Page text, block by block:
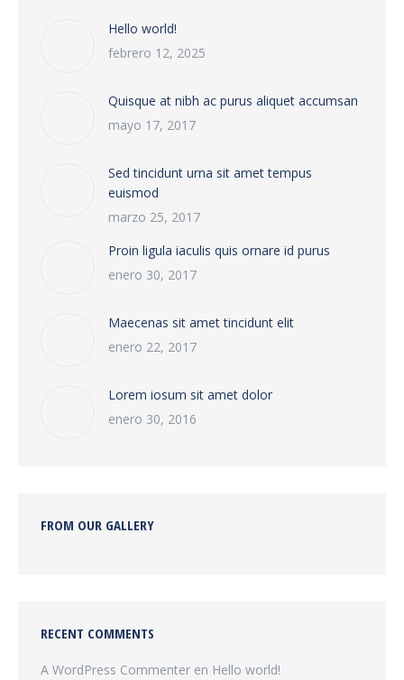
Hello world!
febrero 12, 2025
Quisque at nibh ac purus aliquet accumsan
mayo 17, 2017
Sed tincidunt urna sit amet tempus
euismod
marzo 25, 2017
Proin ligula iaculis quis ornare id purus
enero 30, 2017
Maecenas sit amet tincidunt elit
enero 22, 2017
Lorem iosum sit amet dolor
enero 30, 2016
FROM OUR GALLERY
RECENT COMMENTS
A WordPress Commenter en Hello world!